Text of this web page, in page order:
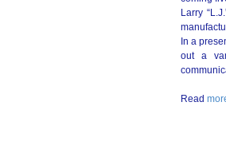
Larry
In a
out a
Read